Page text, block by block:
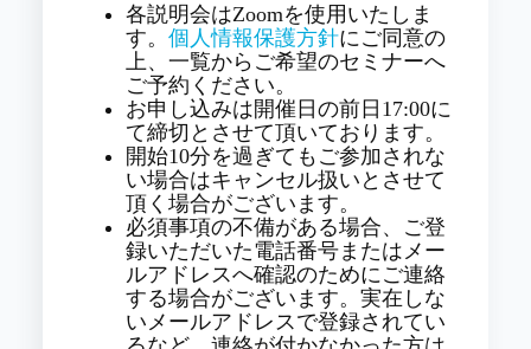
各説明会はZoomを使用いたしま
す。 個人情報保護方針にご同意の
上、一覧からご希望のセミナーへ
ご予約ください。
お申し込みは開催日の前日17:00に
て締切とさせて頂いております。
開始10分を過ぎてもご参加されな
い場合はキャンセル扱いとさせて
頂く場合がございます。
必須事項の不備がある場合、ご登
録いただいた電話番号またはメー
ルアドレスへ確認のためにご連絡
する場合がございます。実在しな
いメールアドレスで登録されてい